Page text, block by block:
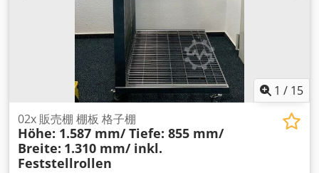
含む Dsdpfx Aehu Apuopcowa 04x ロック式キャスター, 新品
組み立て用六角レンチ付き 02x 棚板, 新品 奥行き：約375mm
02x 棚板, 新品 奥行き：約425mm 01x 操作説明書 詳細は添付
の図面をご参照ください。 注意事項 シェルフは分解された状
態で納品されますので、現地で組み立ててください。 この商品
は新品ですが、パッケージには最小限のダメージや汚れの付着
などが見られる場合があります。
1 / 15
02x 販売棚 棚板 格子棚
Höhe: 1.587 mm/ Tiefe: 855 mm/
Breite: 1.310 mm/ inkl.
Feststellrollen